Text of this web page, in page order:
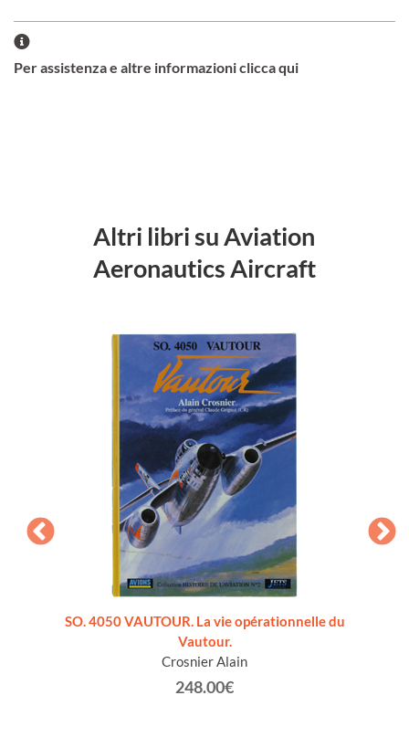
Per assistenza e altre informazioni clicca qui
Altri libri su Aviation
Aeronautics Aircraft
SO. 4050 VAUTOUR. La vie opérationnelle du
Vautour.
Crosnier Alain
248.00€